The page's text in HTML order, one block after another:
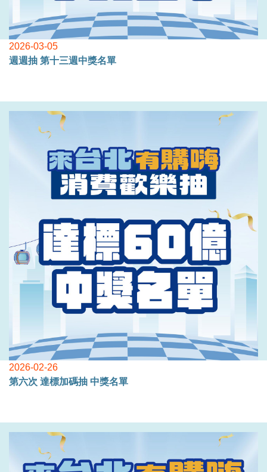
2026-03-05
週週抽 第十三週中獎名單
2026-02-26
第六次 達標加碼抽 中獎名單